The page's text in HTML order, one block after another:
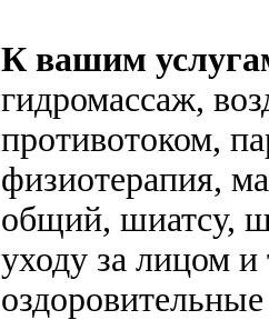
К вашим
гидромассаж,
противотоком,
физиотерапия,
общий, шиатсу,
уходу за лицом